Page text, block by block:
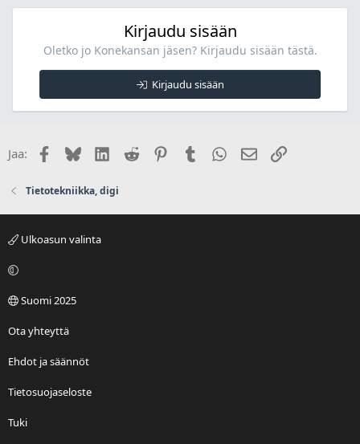
Kirjaudu sisään
Oletko jo Konekansan jäsen? Kirjaudu sisään tästä.
Kirjaudu sisään
Jaa: Facebook
BlueskyLinkedIn
Reddit PinterestTumblr WhatsApp
Sähköposti
Linkki
Tietotekniikka, digi
Ulkoasun valinta
Suomi 2025
Ota yhteyttä
Ehdot ja säännöt
Tietosuojaseloste
Tuki